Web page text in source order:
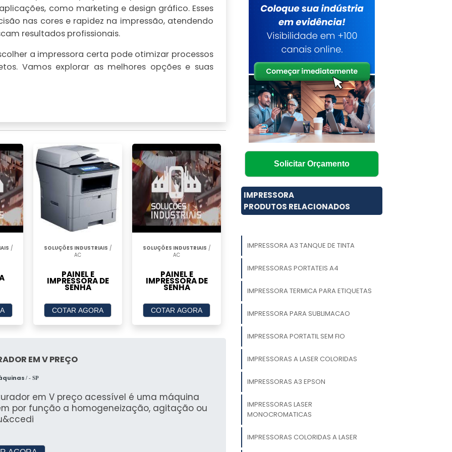
como marketing e design gráfico. Esses
nas cores e rapidez na impressão, atendendo
resultados profissionais.
a impressora certa pode otimizar processos
Vamos explorar as melhores opções e suas
IMPRESSORAS COLORIDAS
se destacam por suas funcionalidades e
oferecendo uma série de características que
de consumo
profissionais são projetadas para suportar um
que precisam de grandes quantidades de
em impressoras laser coloridas têm maior
e maior eficiência.
profissionais vêm com funcionalidades como
impressoras atendem demandas específicas de
para o ambiente corporativo.
pode variar, com algumas impressoras
aumentando a produtividade.
é medida em DPI, variando de 600 dpi a 2.400 x 1.200
de folhas, permitindo menos recargas.
/
SOLUÇÕES INDUSTRIAIS /
AC
PAINEL E
IMPRESSORA DE
SENHA
COTAR AGORA
SOLUÇÕES INDUSTRIAIS /
AC
PAINEL E
IMPRESSORA DE
SENHA
COTAR AGORA
EM V PREÇO
/ - SP
em V preço acessível é uma máquina
por função a homogeneização, agitação ou
Solicitar Orçamento
IMPRESSORA
PRODUTOS RELACIONADOS
IMPRESSORA A3 TANQUE DE TINTA
IMPRESSORAS PORTATEIS A4
IMPRESSORA TERMICA PARA ETIQUETAS
IMPRESSORA PARA SUBLIMACAO
IMPRESSORA PORTATIL SEM FIO
IMPRESSORAS A LASER COLORIDAS
IMPRESSORAS A3 EPSON
IMPRESSORAS LASER
MONOCROMATICAS
IMPRESSORAS COLORIDAS A LASER